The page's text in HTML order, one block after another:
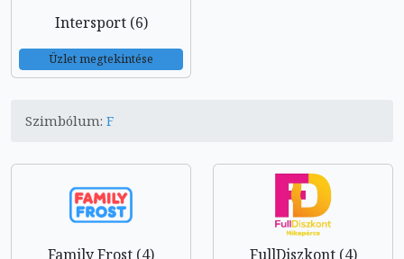
Intersport (6)
Üzlet megtekintése
Szimbólum: F
Family Frost (4) FullDiszkont (4)